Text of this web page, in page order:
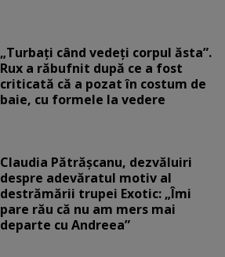
„Turbați când vedeți corpul ăsta”.
Rux a răbufnit după ce a fost
criticată că a pozat în costum de
baie, cu formele la vedere
Claudia Pătrășcanu, dezvăluiri
despre adevăratul motiv al
destrămării trupei Exotic: „Îmi
pare rău că nu am mers mai
departe cu Andreea”